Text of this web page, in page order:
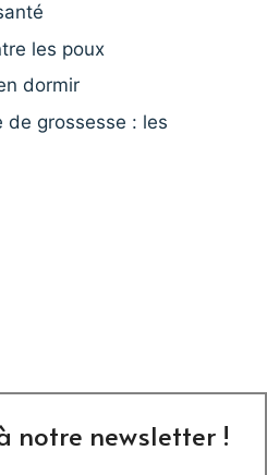
les poux
dormir
de grossesse : les
notre newsletter !